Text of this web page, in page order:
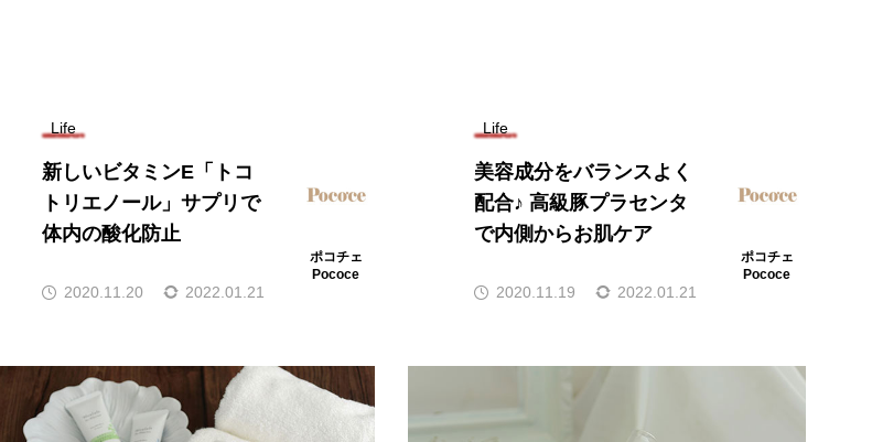
Life
新しいビタミンE「トコ
トリエノール」サプリで
体内の酸化防止
ポコチェ
Pococe
2020.11.20 2022.01.21
Life
美容成分をバランスよく
配合♪ 高級豚プラセンタ
で内側からお肌ケア
ポコチェ
Pococe
2020.11.19 2022.01.21